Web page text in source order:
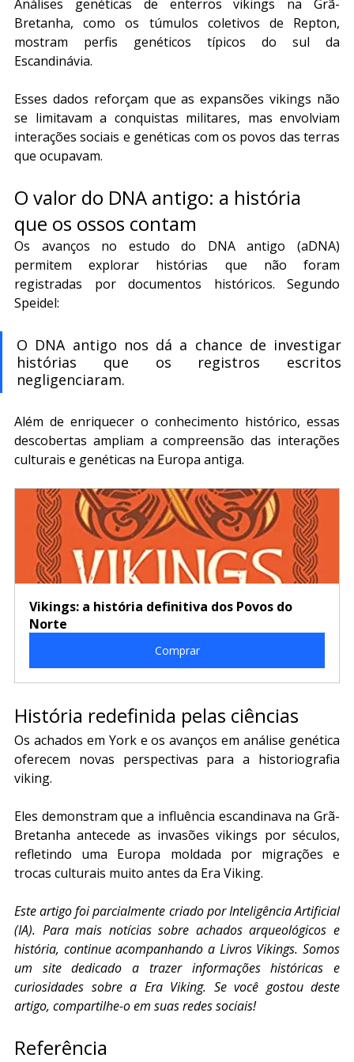
Análises genéticas de enterros vikings na Grã-
Bretanha, como os túmulos coletivos de Repton,
mostram perfis genéticos típicos do sul da
Escandinávia.
Esses dados reforçam que as expansões vikings não
se limitavam a conquistas militares, mas envolviam
interações sociais e genéticas com os povos das terras
que ocupavam.
O valor do DNA antigo: a história
que os ossos contam
Os avanços no estudo do DNA antigo (aDNA)
permitem explorar histórias que não foram
registradas por documentos históricos. Segundo
Speidel:
O DNA antigo nos dá a chance de investigar
histórias que os registros escritos
negligenciaram.
Além de enriquecer o conhecimento histórico, essas
descobertas ampliam a compreensão das interações
culturais e genéticas na Europa antiga.
Vikings: a história definitiva dos Povos do
Norte
Comprar
História redefinida pelas ciências
Os achados em York e os avanços em análise genética
oferecem novas perspectivas para a historiografia
viking.
Eles demonstram que a influência escandinava na Grã-
Bretanha antecede as invasões vikings por séculos,
refletindo uma Europa moldada por migrações e
trocas culturais muito antes da Era Viking.
Este artigo foi parcialmente criado por Inteligência Artificial
(IA). Para mais notícias sobre achados arqueológicos e
história, continue acompanhando a Livros Vikings. Somos
um site dedicado a trazer informações históricas e
curiosidades sobre a Era Viking. Se você gostou deste
artigo, compartilhe-o em suas redes sociais!
Referência